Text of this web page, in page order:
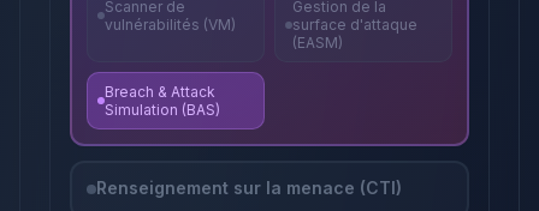
Scanner de
vulnérabilités (VM)
Gestion de la
surface d'attaque
(EASM)
Breach & Attack
Simulation (BAS)
Renseignement sur la menace (CTI)